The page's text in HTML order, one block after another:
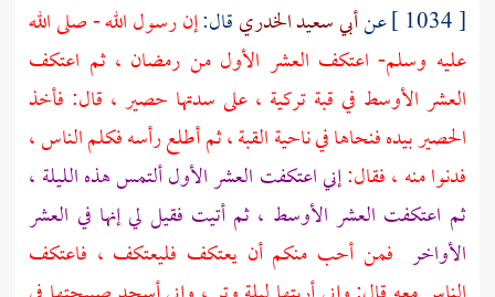
[ 1034 ] عن
أبي سعيد الخدريقال:إن رسول الله - صلى الله
عليه وسلم- اعتكف العشر الأول من رمضان ، ثم اعتكف
العشر الأوسط في قبة تركية ، على سدتها حصير ، قال: فأخذ
الحصير بيده فنحاها في ناحية القبة ، ثم أطلع رأسه فكلم الناس ،
فدنوا منه ، فقال:إني اعتكفت العشر الأول ألتمس هذه الليلة ،
ثم اعتكفت العشر الأوسط ، ثم أتيت فقيل لي إنها في العشر
الأواخر فمن أحب منكم أن يعتكف فليعتكف ، فاعتكف